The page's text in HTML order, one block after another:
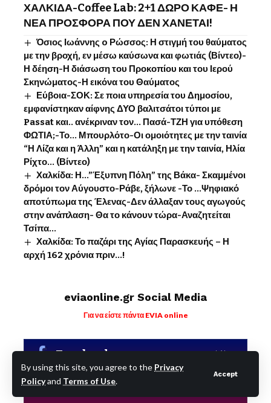
By using this site, you agree to the Privacy
Policyand Terms of Use.
Accept
ΧΑΛΚΙΔΑ-Coffee Lab: 2+1 ΔΩΡΟ ΚΑΦΕ- Η
ΝΕΑ ΠΡΟΣΦΟΡΑ ΠΟΥ ΔΕΝ ΧΑΝΕΤΑΙ!
Όσιος Ιωάννης o Ρώσσος: Η στιγμή του θαύματος
με την βροχή, εν μέσω καύσωνα και φωτιάς (Βίντεο)-
Η δέηση-Η διάσωση του Προκοπίου και του Ιερού
Σκηνώματος-Η εικόνα του Θαύματος
Εύβοια-ΣΟΚ: Σε ποια υπηρεσία του Δημοσίου,
εμφανίστηκαν αίφνης ΔΥΟ βαλιτσάτοι τύποι με
Passat και.. ανέκριναν τον… Πασά-ΤΖΗ για υπόθεση
ΦΩΤΙΑ;-Το… Μπουρλότο-Οι ομοιότητες με την ταινία
“Η Λίζα και η Άλλη” και η κατάληξη με την ταινία, Ηλία
Ρίχτο… (Βίντεο)
Χαλκίδα: Η…”Έξυπνη Πόλη” της Βάκα- Σκαμμένοι
δρόμοι τον Αύγουστο-Ράβε, ξήλωνε -Το …Ψηφιακό
αποτύπωμα της Έλενας-Δεν άλλαξαν τους αγωγούς
στην ανάπλαση- Θα το κάνουν τώρα-Αναζητείται
Τσίπα…
Χαλκίδα: Το παζάρι της Αγίας Παρασκευής – Η
αρχή 162 χρόνια πριν…!
eviaonline.gr Social Media
Για να είστε πάντα EVIA online
Facebook Like
X